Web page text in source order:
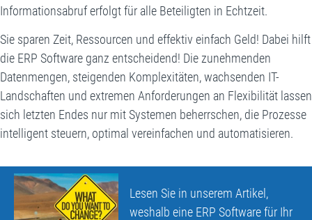
Informationsabruf erfolgt für alle Beteiligten in Echtzeit.
Sie sparen Zeit, Ressourcen und effektiv einfach Geld! Dabei hilft
die ERP Software ganz entscheidend! Die zunehmenden
Datenmengen, steigenden Komplexitäten, wachsenden IT-
Landschaften und extremen Anforderungen an Flexibilität lassen
sich letzten Endes nur mit Systemen beherrschen, die Prozesse
intelligent steuern, optimal vereinfachen und automatisieren.
Lesen Sie in unserem Artikel ,
weshalb eine ERP Software für Ihr